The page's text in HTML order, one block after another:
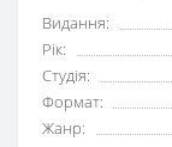
Видання:
Рік:
Студія:
Формат:
Жанр: